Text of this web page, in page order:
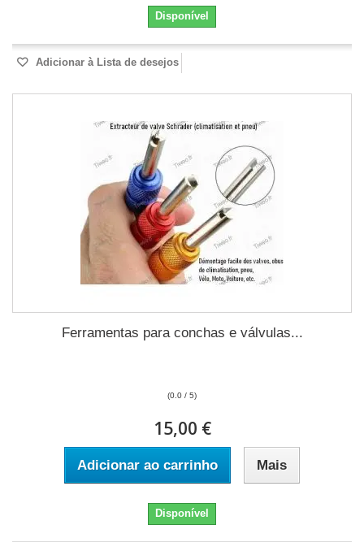
Disponível
Adicionar à Lista de desejos
Ferramentas para conchas e válvulas...
(0.0 / 5)
15,00 €
Adicionar ao carrinho Mais
Disponível